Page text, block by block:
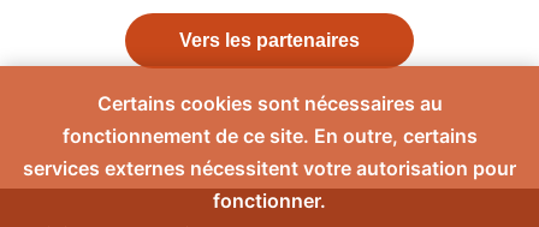
Vers les partenaires
Certains cookies sont nécessaires au
fonctionnement de ce site. En outre, certains
services externes nécessitent votre autorisation pour
fonctionner.